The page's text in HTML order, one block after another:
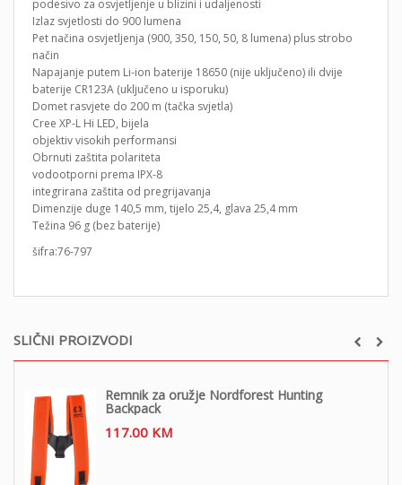
SLIČNI PROIZVODI
Remnik za oružje Nordforest Hunting
Backpack
117.00 KM
podesivo za osvjetljenje u blizini i udaljenosti
Izlaz svjetlosti do 900 lumena
Pet načina osvjetljenja (900, 350, 150, 50, 8 lumena) plus strobo
način
Napajanje putem Li-ion baterije 18650 (nije uključeno) ili dvije
baterije CR123A (uključeno u isporuku)
Domet rasvjete do 200 m (tačka svjetla)
Cree XP-L Hi LED, bijela
objektiv visokih performansi
Obrnuti zaštita polariteta
vodootporni prema IPX-8
integrirana zaštita od pregrijavanja
Dimenzije duge 140,5 mm, tijelo 25,4, glava 25,4 mm
Težina 96 g (bez baterije)
šifra:76-797